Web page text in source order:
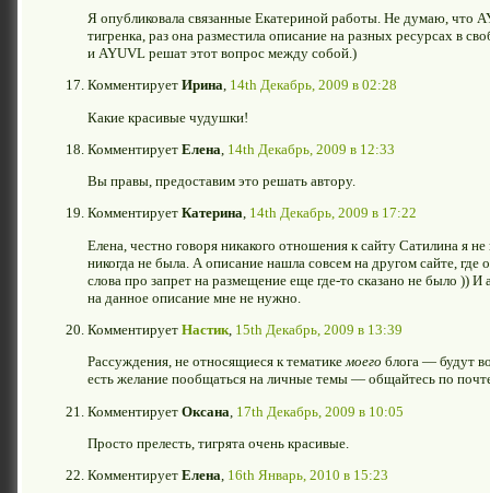
Я опубликовала связанные Екатериной работы. Не думаю, что
тигренка, раз она разместила описание на разных ресурсах в
и AYUVL решат этот вопрос между собой.)
Комментирует Ирина, 14th Декабрь, 2009 в 02:28
Какие красивые чудушки!
Комментирует Елена 14th Декабрь, 2009 в 12:33
Вы правы, предоставим это решать автору.
Комментирует Катерина, 14th Декабрь, 2009 в 17:22
Елена, честно говоря никакого отношения к сайту Сатилина я
никогда не была. А описание нашла совсем на другом сайте,
слова про запрет на размещение еще где-то сказано не было )) И
на данное описание мне не нужно.
Комментирует Настик, 15th Декабрь, 2009 в 13:39
Рассуждения, не относящиеся к тематикемоего блога — будут
есть желание пообщаться на личные темы — общайтесь по
Комментирует Оксана 17th Декабрь, 2009 в 10:05
Просто прелесть, тигрята очень красивые.
Комментирует Елена, 16th Январь, 2010 в 15:23